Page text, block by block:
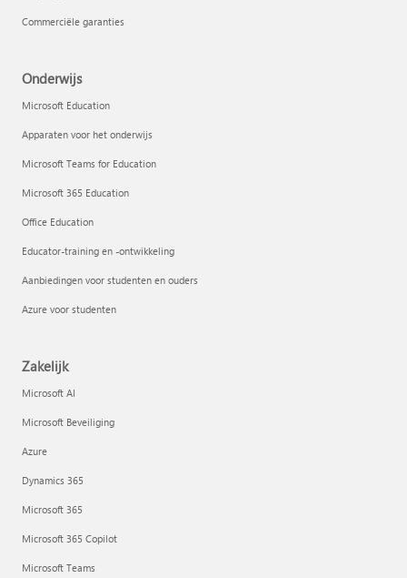
Commerciële garanties
Onderwijs
Microsoft Education
Apparaten voor het onderwijs
Microsoft Teams for Education
Microsoft 365 Education
Office Education
Educator-training en -ontwikkeling
Aanbiedingen voor studenten en ouders
Azure voor studenten
Zakelijk
Microsoft AI
Microsoft Beveiliging
Azure
Dynamics 365
Microsoft 365
Microsoft 365 Copilot
Microsoft Teams